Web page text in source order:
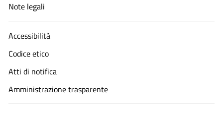
Note legali
Accessibilità
Codice etico
Atti di notifica
Amministrazione trasparente